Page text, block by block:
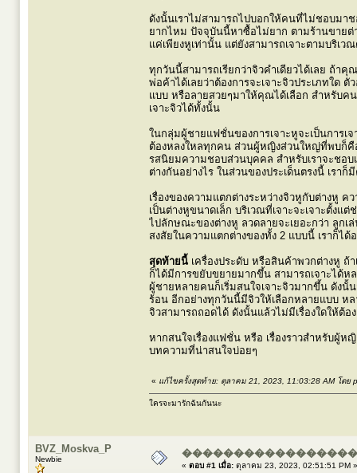
ดังนั้นเราไม่สามารถไปบอกให้คนที่ไม่ชอบมา
ยากไหม ปัจจุบันนี้หาซื้อไม่ยาก ตามร้านขายต่
แค่เพียงหูเท่านั้น แต่ยังสามารถเจาะตามบริเว
ทุกวันนี้สามารถเรียกว่าจิวคำเดียวได้เลย ถ้า
พ่อค้าได้เลยว่าต้องการจะเจาะจิวประเภทใด
แบบ หรือลายสวยๆมาให้คุณได้เลือก สำหรับ
เจาะจิวได้ทั้งนั้น
ในกลุ่มผู้ชายแฟชั่นของการเจาะหูจะเป็นการเ
ต้องหลงใหลทุกคน ส่วนผู้หญิงส่วนใหญ่ที่พบก็คือ
รสนิยมความชอบส่วนบุคคล สำหรับเราจะชอบ
ต่างกันอย่างไร ในส่วนของประเด็นตรงนี้ เรา
เรื่องของความแตกต่างระหว่างจิวหูกับต่างหู
เป็นต่างหูขนาดเล็ก บริเวณที่เจาะจะเจาะตั้ง
ไปลักษณะของต่างหู ลวดลายจะเยอะกว่า ลูกเ
สงสัยในความแตกต่างของทั้ง 2 แบบนี้ เราก็ไ
สุดท้ายนี้ เครื่องประดับ หรือสินค้าพวกต่างหู ถ้
ก็ได้มีการขยับขยายมากขึ้น สามารถเจาะได้
ผู้ชายหลายคนก็เริ่มสนใจเจาะจิวมากขึ้น ดังนั้
ร้อน อีกอย่างทุกวันนี้มีจิวให้เลือกหลายแบบ ห
จิวสามารถถอดได้ ดังนั้นแล้วไม่มีเรื่องใดให้ต้อ
หากสนใจเรื่องแฟชั่น หรือ เรื่องราวสำหรับผู้ห
บทความที่น่าสนใจบ่อยๆ
« แก้ไขครั้งสุดท้าย: ตุลาคม 21, 2023, 11:03:28 AM โดย
ใครจะมารักฉันกันนะ
BVZ_Moskva_P
Newbie
« ตอบ #1 เมื่อ: ตุลาคม 23, 2023, 02:51:51 PM »